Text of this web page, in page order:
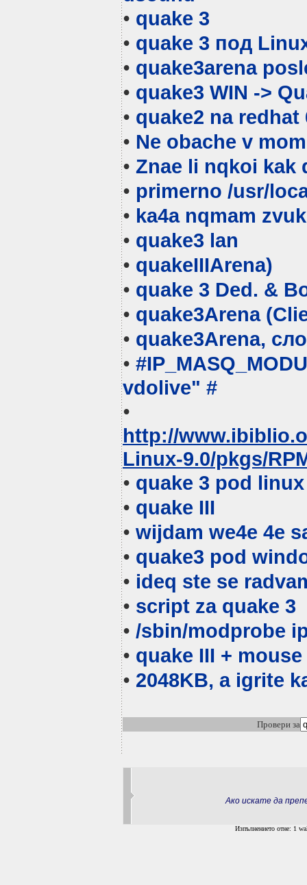
• quake 3
• quake 3 под
• quake3arena
• quake3 WIN ->
• quake2 na redhat
• Ne obache v
• Znae li nqkoi kak
• primerno /usr/
• ka4a nqmam
• quake3 lan
• quakeIIIArena)
• quake 3 Ded. &
• quake3Arena
• quake3Arena,
•
vdolive" #
•
http://
Linux-9.0/pkgs/
• quake 3 pod linux
• quake III
• wijdam we4e 4e
• quake3 pod
• ideq ste se
• script za quake 3
• /sbin/modprobe
• quake III +
• 2048KB, a igrite
Провери за
Ако искате да
Изпълнението отне: 1